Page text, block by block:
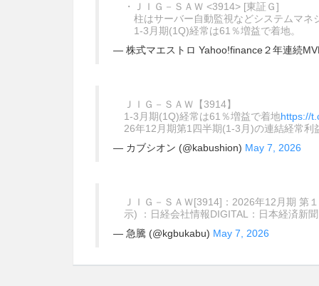
・ＪＩＧ－ＳＡＷ <3914> [東証Ｇ]
柱はサーバー自動監視などシステムマネ
1-3月期(1Q)経常は61％増益で着地。
— 株式マエストロ Yahoo!finance２年連続
ＪＩＧ－ＳＡＷ【3914】
1-3月期(1Q)経常は61％増益で着地https://
26年12月期第1四半期(1-3月)の連結経常
— カブシオン (@kabushion) May 7, 2026
ＪＩＧ－ＳＡＷ[3914]：2026年12月期 第
示) ：日経会社情報DIGITAL：日本経済新
— 急騰 (@kgbukabu) May 7, 2026